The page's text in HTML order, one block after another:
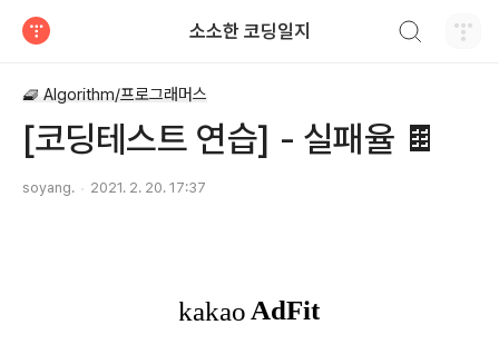
소소한 코딩일지
🧇 Algorithm/프로그래머스
[코딩테스트 연습] - 실패율 🍫
soyang. 2021. 2. 20. 17:37